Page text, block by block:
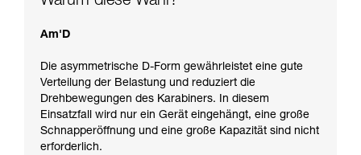
Am'D
Die asymmetrische D-Form gewährleistet eine gute
Verteilung der Belastung und reduziert die
Drehbewegungen des Karabiners. In diesem
Einsatzfall wird nur ein Gerät eingehängt, eine große
Schnapperöffnung und eine große Kapazität sind nicht
erforderlich.